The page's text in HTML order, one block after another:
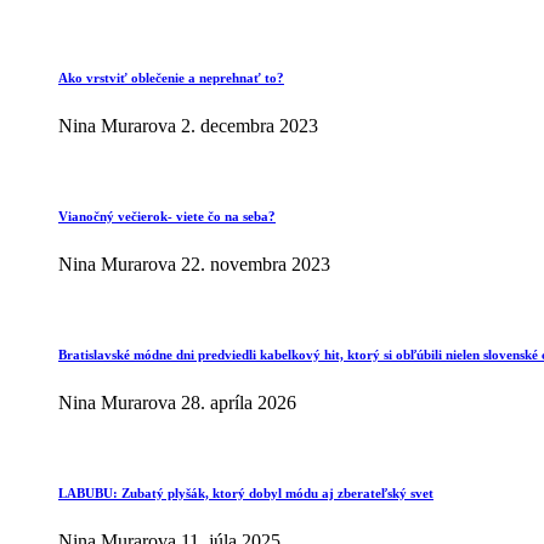
Ako vrstviť oblečenie a neprehnať to?
Nina Murarova 2. decembra 2023
Vianočný večierok- viete čo na seba?
Nina Murarova 22. novembra 2023
Bratislavské módne dni predviedli kabelkový hit, ktorý si obľúbili nielen slovenské
Nina Murarova 28. apríla 2026
LABUBU: Zubatý plyšák, ktorý dobyl módu aj zberateľský svet